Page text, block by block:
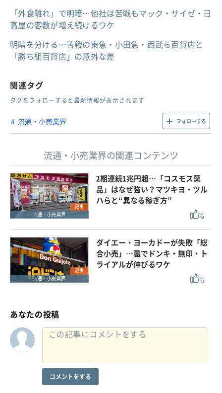
「外食離れ」で明暗…他社は苦戦もマック・サイゼ・日
高屋の客数が増え続けるワケ
明暗を分ける…苦戦の東急・小田急・西武ら百貨店と
「勝ち組百貨店」の意外な差
関連タグ
タグをフォローすると最新情報が表示されます
流通・小売業界 フォローする
流通・小売業界の関連コンテンツ
記事
流通・小売業界
2期連続1兆円超…「コスモス薬
品」はなぜ強い？マツキヨ・ツル
ハらと“異なる稼ぎ方”
6
記事
流通・小売業界
ダイエー・ヨーカドーが失敗「総
合小売」…裏でドンキ・無印・ト
ライアルが伸びるワケ
6
あなたの投稿
コメントをする